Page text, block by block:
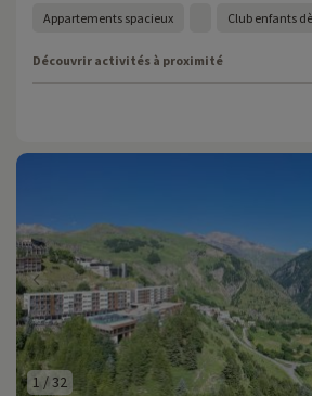
Appartements spacieux Club enfants
Découvrir activités à proximité
1 /32